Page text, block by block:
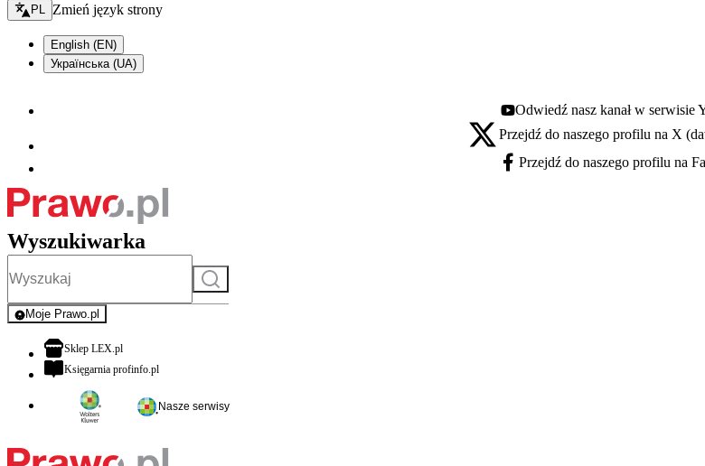
Zmień język - bieżący:
PL Zmień język strony
English (EN)
Українська (UA)
Youtube - otwiera się w nowej karcie
Odwiedź nasz kanał w serwisie
X - otwiera się w nowej karcie
Przejdź do naszego profilu na X
Facebook - otwiera się w nowej karcie
Przejdź do naszego profilu na
Wyszukiwarka
Szukaj
Moje Prawo.pl
- rejestracja i logowanie do serwisu
Sklep LEX.plotwiera się w nowej karcie
Księgarnia profinfo.plotwiera się w nowej karcie
Nasze serwisy